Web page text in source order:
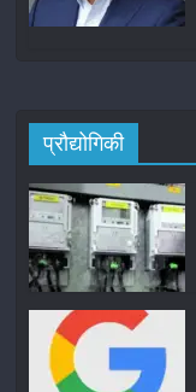
प्रौद्योगिकी